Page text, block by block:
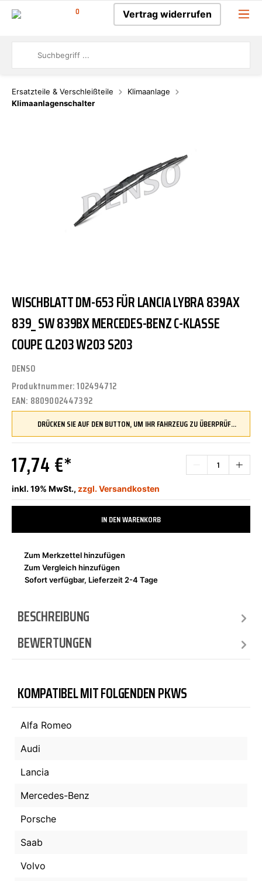
0 Vertrag widerrufen
Ersatzteile & Verschleißteile
Klimaanlage
Klimaanlagenschalter
WISCHBLATT DM-653 FÜR LANCIA LYBRA 839AX
839_ SW 839BX MERCEDES-BENZ C-KLASSE
COUPE CL203 W203 S203
DENSO
Produktnummer:102494712
EAN: 8809002447392
DRÜCKEN SIE AUF DEN BUTTON, UM IHR FAHRZEUG ZU ÜBERPRÜFEN UND SICHERZUSTELLEN, DASS DIESES TEIL KOMPATIBEL IST, BEVOR SIE ES BESTELLEN
17,74 €*
inkl. 19% MwSt., zzgl. Versandkosten
IN DEN WARENKORB
Zum Merkzettel hinzufügen
Zum Vergleich hinzufügen
Sofort verfügbar, Lieferzeit 2-4 Tage
BESCHREIBUNG
BEWERTUNGEN
KOMPATIBEL MIT FOLGENDEN PKWS
Alfa Romeo
Audi
Lancia
Mercedes-Benz
Porsche
Saab
Volvo